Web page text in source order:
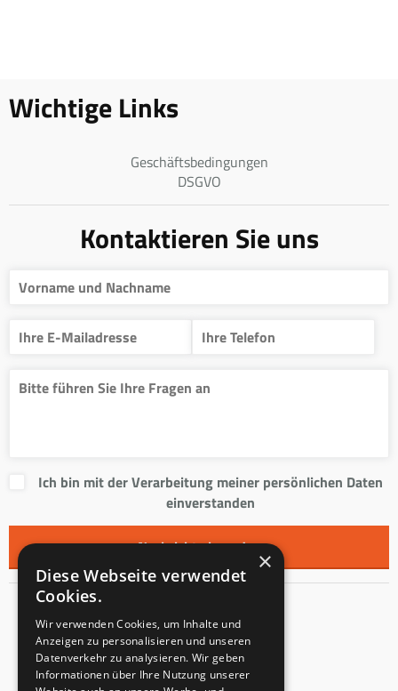
Wichtige Links
Geschäftsbedingungen
DSGVO
Kontaktieren Sie uns
Ich bin mit der Verarbeitung meiner persönlichen Daten
einverstanden
Kontakt
Innentreppen s.r.o.
Mladoňovice 65
×
Diese Webseite verwendet
Cookies.
Wir verwenden Cookies, um Inhalte und
Anzeigen zu personalisieren und unseren
Datenverkehr zu analysieren. Wir geben
Informationen über Ihre Nutzung unserer